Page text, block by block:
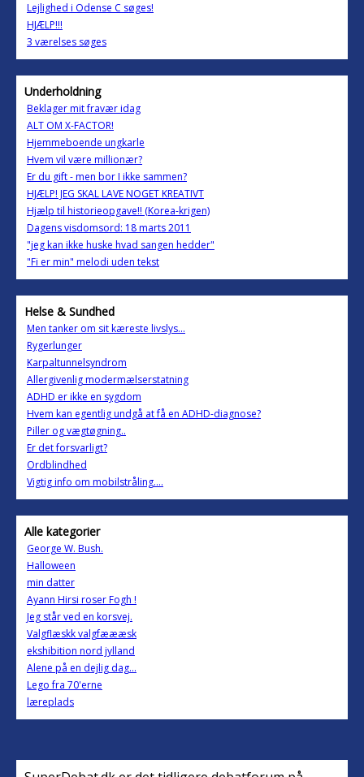
Lejlighed i Odense C søges!
HJÆLP!!!
3 værelses søges
Underholdning
Beklager mit fravær idag
ALT OM X-FACTOR!
Hjemmeboende ungkarle
Hvem vil være millionær?
Er du gift - men bor I ikke sammen?
HJÆLP! JEG SKAL LAVE NOGET KREATIVT
Hjælp til historieopgave!! (Korea-krigen)
Dagens visdomsord: 18 marts 2011
"jeg kan ikke huske hvad sangen hedder"
"Fi er min" melodi uden tekst
Helse & Sundhed
Men tanker om sit kæreste livslys...
Rygerlunger
Karpaltunnelsyndrom
Allergivenlig modermælserstatning
ADHD er ikke en sygdom
Hvem kan egentlig undgå at få en ADHD-diagnose?
Piller og vægtøgning..
Er det forsvarligt?
Ordblindhed
Vigtig info om mobilstråling....
Alle kategorier
George W. Bush.
Halloween
min datter
Ayann Hirsi roser Fogh !
Jeg står ved en korsvej.
Valgflæskk valgfæææsk
ekshibition nord jylland
Alene på en dejlig dag...
Lego fra 70'erne
læreplads